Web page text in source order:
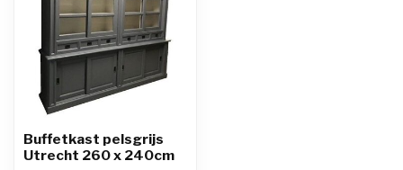
Buffetkast pelsgrijs
Utrecht 260 x 240cm